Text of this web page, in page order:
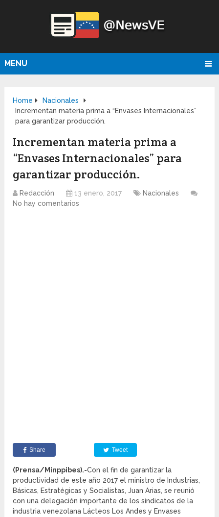
MENU
Home
Nacionales
Incrementan materia prima a “Envases Internacionales”
para garantizar producción.
Incrementan materia prima a
“Envases Internacionales” para
garantizar producción.
Redacción 13 enero, 2017
Nacionales
No hay comentarios
Share Tweet
(Prensa/Minppibes).-Con el fin de garantizar la
productividad de este año 2017 el ministro de Industrias,
Básicas, Estratégicas y Socialistas, Juan Arias, se reunió
con una delegación importante de los sindicatos de la
industria venezolana Lácteos Los Andes y Envases